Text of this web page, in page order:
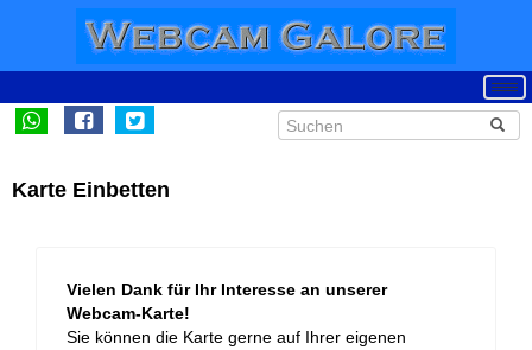
Karte Einbetten
Vielen Dank für Ihr Interesse an unserer
Webcam-Karte!
Sie können die Karte gerne auf Ihrer eigenen